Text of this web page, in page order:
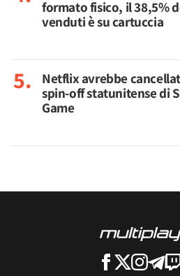
formato fisico, il 38,5%
venduti è su cartuccia
Netflix avrebbe
spin-off statunitense di
Game